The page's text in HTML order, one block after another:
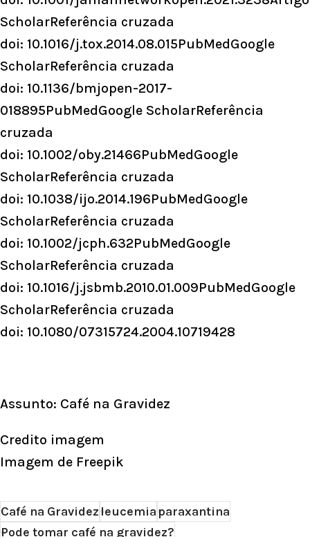
ScholarReferência cruzada
doi: 10.1016/j.tox.2014.08.015PubMedGoogle
ScholarReferência cruzada
doi: 10.1136/bmjopen-2017-
018895PubMedGoogle ScholarReferência
cruzada
doi: 10.1002/oby.21466PubMedGoogle
ScholarReferência cruzada
doi: 10.1038/ijo.2014.196PubMedGoogle
ScholarReferência cruzada
doi: 10.1002/jcph.632PubMedGoogle
ScholarReferência cruzada
doi: 10.1016/j.jsbmb.2010.01.009PubMedGoogle
ScholarReferência cruzada
doi: 10.1080/07315724.2004.10719428
Assunto: Café na Gravidez
Credito imagem
Imagem de Freepik
Café na Gravidezleucemiaparaxantina
Pode tomar café na gravidez?